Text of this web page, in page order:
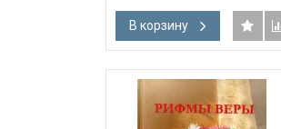
В корзину